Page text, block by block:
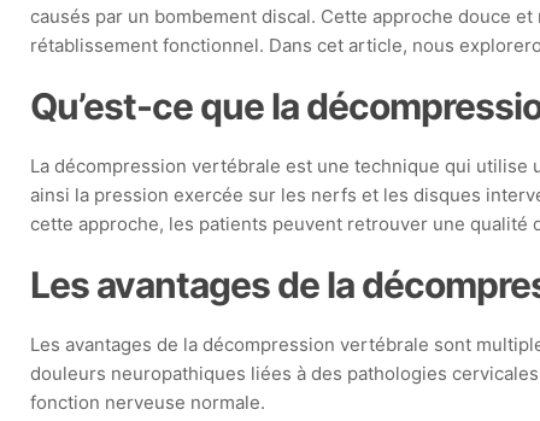
causés par un bombement discal. Cette approche douce
rétablissement fonctionnel. Dans cet article, nous
Qu’est-ce que la
La décompression vertébrale est une technique qui
ainsi la pression exercée sur les nerfs et les disques
cette approche, les patients peuvent retrouver une
Les avantages de la
Les avantages de la décompression vertébrale sont
douleurs neuropathiques liées à des pathologies
fonction nerveuse normale.